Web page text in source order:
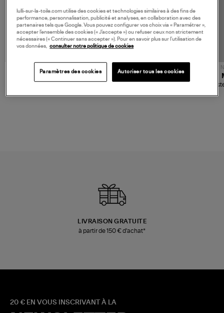
LIVRAISON GRATUITE
à partir de 150 € d'achat*
20 € EN VOUS INSCRIVANT À LA
lulli-sur-la-toile.com utilise des cookies et technologies similaires à des fins de
performance, personnalisation, publicité et analyses, en collaboration avec des
partenaires tels que Google. Vous pouvez configurer vos choix via « Paramétrer »,
accepter l’ensemble des cookies (« J’accepte ») ou refuser ceux non strictement
nécessaires (« Continuer sans accepter »). Pour en savoir plus sur l’utilisation de
vos données, consulter notre politique de cookies
Paramètres des cookies Autoriser tous les cookies